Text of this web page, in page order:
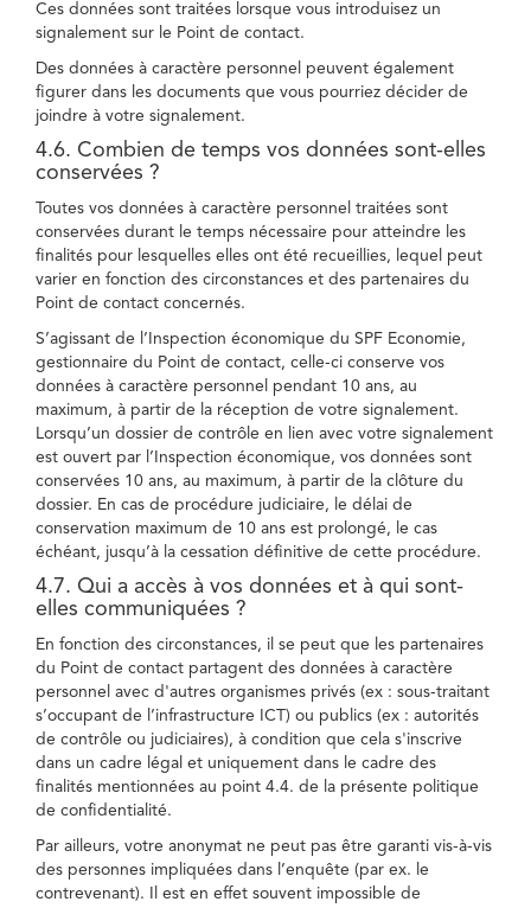
Ces données sont traitées lorsque vous introduisez un
signalement sur le Point de contact.
Des données à caractère personnel peuvent également
figurer dans les documents que vous pourriez décider de
joindre à votre signalement.
4.6. Combien de temps vos données sont-elles
conservées ?
Toutes vos données à caractère personnel traitées sont
conservées durant le temps nécessaire pour atteindre les
finalités pour lesquelles elles ont été recueillies, lequel peut
varier en fonction des circonstances et des partenaires du
Point de contact concernés.
S’agissant de l’Inspection économique du SPF Economie,
gestionnaire du Point de contact, celle-ci conserve vos
données à caractère personnel pendant 10 ans, au
maximum, à partir de la réception de votre signalement.
Lorsqu’un dossier de contrôle en lien avec votre signalement
est ouvert par l’Inspection économique, vos données sont
conservées 10 ans, au maximum, à partir de la clôture du
dossier. En cas de procédure judiciaire, le délai de
conservation maximum de 10 ans est prolongé, le cas
échéant, jusqu’à la cessation définitive de cette procédure.
4.7. Qui a accès à vos données et à qui sont-
elles communiquées ?
En fonction des circonstances, il se peut que les partenaires
du Point de contact partagent des données à caractère
personnel avec d'autres organismes privés (ex : sous-traitant
s’occupant de l’infrastructure ICT) ou publics (ex : autorités
de contrôle ou judiciaires), à condition que cela s'inscrive
dans un cadre légal et uniquement dans le cadre des
finalités mentionnées au point 4.4. de la présente politique
de confidentialité.
Par ailleurs, votre anonymat ne peut pas être garanti vis-à-vis
des personnes impliquées dans l’enquête (par ex. le
contrevenant). Il est en effet souvent impossible de